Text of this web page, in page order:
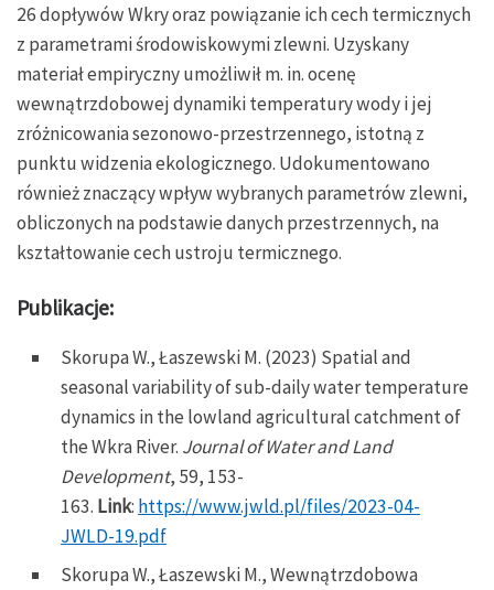
26 dopływów Wkry oraz powiązanie ich cech termicznych
z parametrami środowiskowymi zlewni. Uzyskany
materiał empiryczny umożliwił m. in. ocenę
wewnątrzdobowej dynamiki temperatury wody i jej
zróżnicowania sezonowo-przestrzennego, istotną z
punktu widzenia ekologicznego. Udokumentowano
również znaczący wpływ wybranych parametrów zlewni,
obliczonych na podstawie danych przestrzennych, na
kształtowanie cech ustroju termicznego.
Publikacje:
Skorupa W., Łaszewski M. (2023) Spatial and
seasonal variability of sub-daily water temperature
dynamics in the lowland agricultural catchment of
the Wkra River. Journal of Water and Land
Development, 59, 153-
163. Link: https://www.jwld.pl/files/2023-04-
JWLD-19.pdf
Skorupa W., Łaszewski M., Wewnątrzdobowa